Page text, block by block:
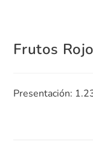
Frutos
Presentación: